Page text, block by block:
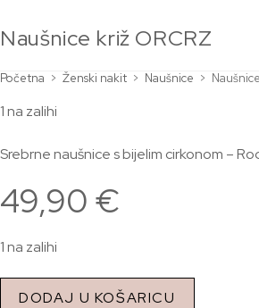
Naušnice križ ORCRZ
Početna > Ženski nakit > Naušnice >
1 na zalihi
Srebrne naušnice s bijelim cirkonom –
49,90 €
1 na zalihi
DODAJ U KOŠARICU